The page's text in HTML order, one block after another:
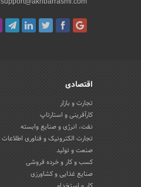
اقتصادی
تجارت و بازار
کارآفرینی و استارتاپ
نفت، انرژی و صنایع وابسته
تجارت الکترونیک و فناوری اطلاعات
صنعت و تولید
کسب و کار و خرده فروشی
صنایع غذایی و کشاورزی